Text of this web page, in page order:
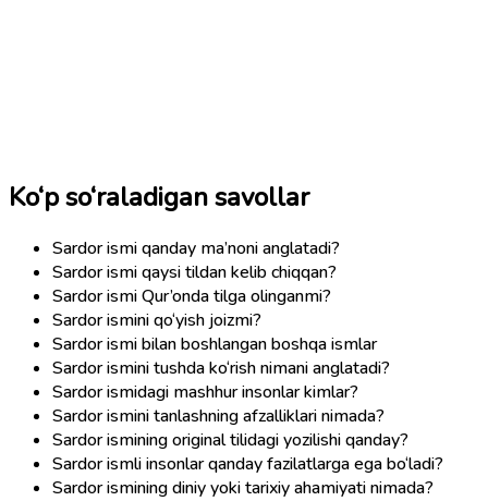
Ko‘p so‘raladigan savollar
Sardor ismi qanday ma’noni anglatadi?
Sardor ismi qaysi tildan kelib chiqqan?
Sardor ismi Qur’onda tilga olinganmi?
Sardor ismini qo‘yish joizmi?
Sardor ismi bilan boshlangan boshqa ismlar
Sardor ismini tushda ko‘rish nimani anglatadi?
Sardor ismidagi mashhur insonlar kimlar?
Sardor ismini tanlashning afzalliklari nimada?
Sardor ismining original tilidagi yozilishi qanday?
Sardor ismli insonlar qanday fazilatlarga ega bo‘ladi?
Sardor ismining diniy yoki tarixiy ahamiyati nimada?